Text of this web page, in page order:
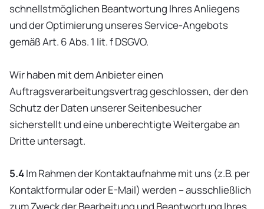
schnellstmöglichen Beantwortung Ihres Anliegens
und der Optimierung unseres Service-Angebots
gemäß Art. 6 Abs. 1 lit. f DSGVO.
Wir haben mit dem Anbieter einen
Auftragsverarbeitungsvertrag geschlossen, der den
Schutz der Daten unserer Seitenbesucher
sicherstellt und eine unberechtigte Weitergabe an
Dritte untersagt.
5.4Im Rahmen der Kontaktaufnahme mit uns (z.B. per
Kontaktformular oder E-Mail) werden – ausschließlich
zum Zweck der Bearbeitung und Beantwortung Ihres